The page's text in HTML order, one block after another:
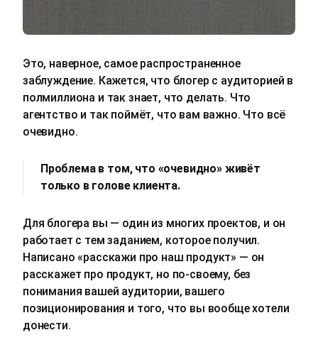
Это, наверное, самое распространенное
заблуждение. Кажется, что блогер с аудиторией в
полмиллиона и так знает, что делать. Что
агентство и так поймёт, что вам важно. Что всё
очевидно.
Проблема в том, что «очевидно» живёт
только в голове клиента.
Для блогера вы — один из многих проектов, и он
работает с тем заданием, которое получил.
Написано «расскажи про наш продукт» — он
расскажет про продукт, но по‑своему, без
понимания вашей аудитории, вашего
позиционирования и того, что вы вообще хотели
донести.